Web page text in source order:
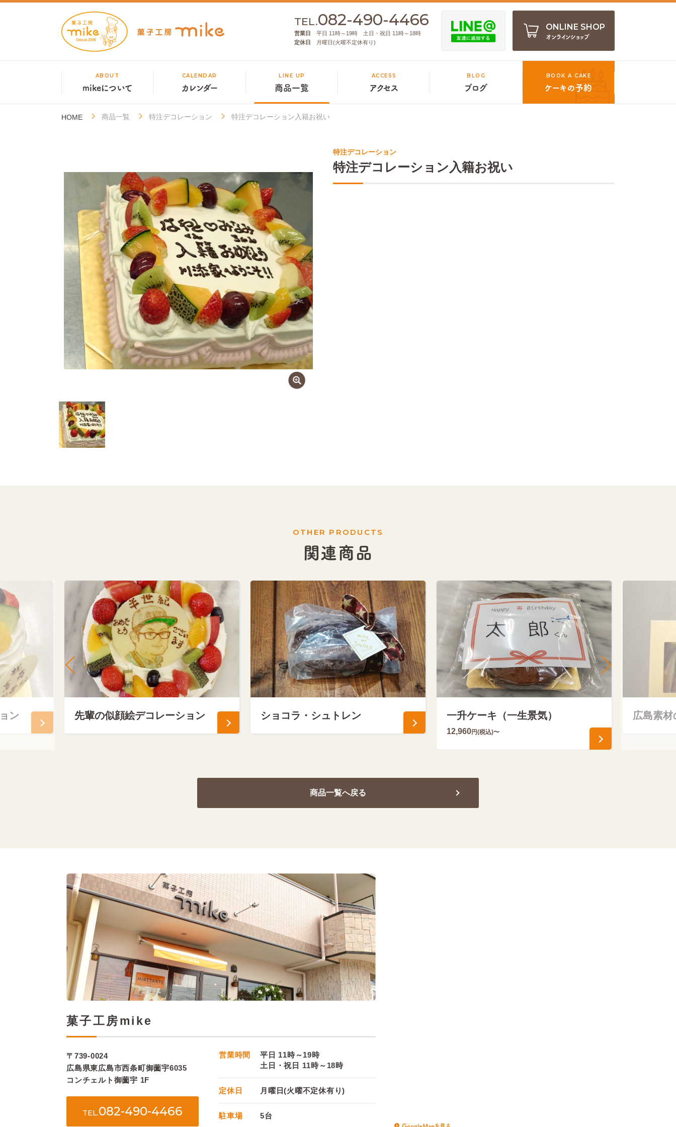
TEL.082-490-4466
営業日
平日 11時～19時 土日・祝日 11時～18時
定休日
月曜日(火曜不定休有り)
ONLINE SHOP
オンラインショップ
ABOUT
mikeについて
CALENDAR
カレンダー
LINE UP
商品一覧
ACCESS
アクセス
BLOG
ブログ
BOOK A CAKE
ケーキの予約
HOME 商品一覧 特注デコレーション 特注デコレーション入籍お祝い
特注デコレーション
特注デコレーション入籍お祝い
OTHER PRODUCTS
関連商品
ン 先輩の似顔絵デコレーション ショコラ・シュトレン 一升ケーキ（一生景気）
12,960円(税込)〜
広島素
商品一覧へ戻る
菓子工房mike
〒739-0024
広島県東広島市西条町御薗宇6035
コンチェルト御薗宇 1F
TEL.082-490-4466
営業時間
平日 11時～19時
土日・祝日 11時～18時
定休日 月曜日(火曜不定休有り)
駐車場
5台